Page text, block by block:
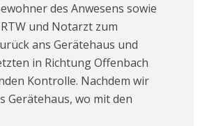
des Anwesens sowie
und Notarzt zum
ans Gerätehaus und
in Richtung Offenbach
Kontrolle. Nachdem wir
wo mit den